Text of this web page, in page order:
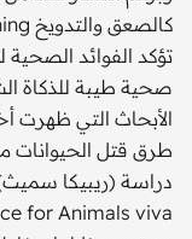
صحية طيبة للذكاة
الأبحاث التي ظهرت
طرق قتل الحيوانات